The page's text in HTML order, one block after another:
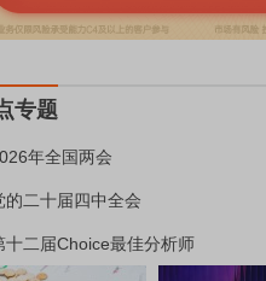
专题
年全国两会
的二十届四中全会
十二届Choice最佳分析师